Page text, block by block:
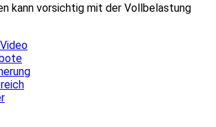
kann vorsichtig mit der Vollbelastung